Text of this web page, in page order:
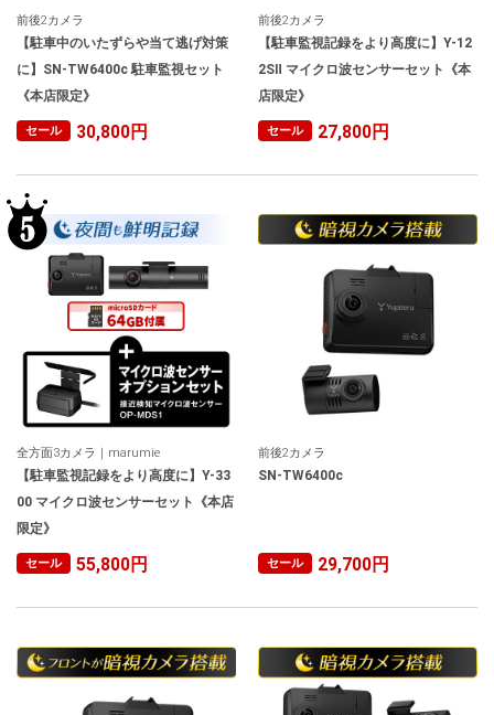
前後2カメラ
【駐車中のいたずらや当て逃げ対策
に】SN-TW6400c 駐車監視セット
《本店限定》
セール 30,800円
前後2カメラ
【駐車監視記録をより高度に】Y-12
2SⅡ マイクロ波センサーセット《本
店限定》
セール 27,800円
全方面3カメラ｜marumie
【駐車監視記録をより高度に】Y-33
00 マイクロ波センサーセット《本店
限定》
セール 55,800円
前後2カメラ
SN-TW6400c
セール 29,700円